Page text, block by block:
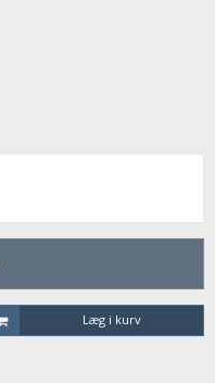
Læg i kurv